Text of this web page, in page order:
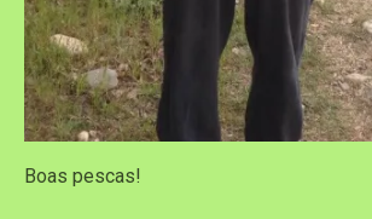
Boas pescas!